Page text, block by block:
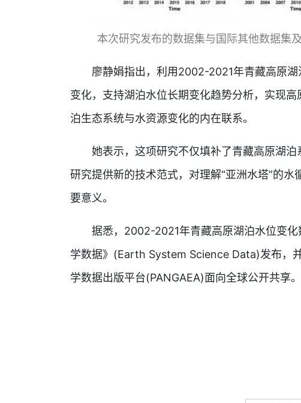
本次研究发布的数据集与国际其他数据集
廖静娟指出，利用2002-2021年青藏高原湖
变化，支持湖泊水位长期变化趋势分析，实现
泊生态系统与水资源变化的内在联系。
她表示，这项研究不仅填补了青藏高原湖泊
研究提供新的技术范式，对理解“亚洲水塔”的
要意义。
据悉，2002-2021年青藏高原湖泊水位变化
学数据》(Earth System Science Data)发布
学数据出版平台(PANGAEA)面向全球公开共享。